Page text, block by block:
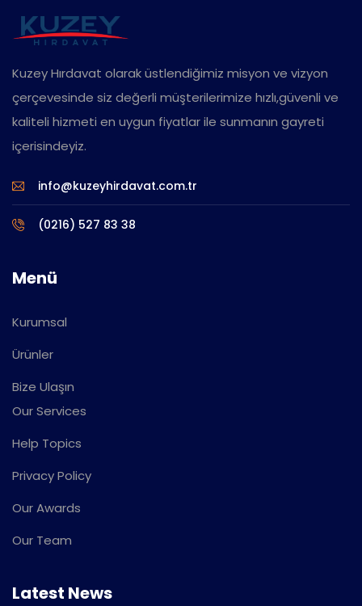
Kuzey Hırdavat olarak üstlendiğimiz misyon ve vizyon
çerçevesinde siz değerli müşterilerimize hızlı,güvenli ve
kaliteli hizmeti en uygun fiyatlar ile sunmanın gayreti
içerisindeyiz.
info@kuzeyhirdavat.com.tr
(0216) 527 83 38
Menü
Kurumsal
Ürünler
Bize Ulaşın
Our Services
Help Topics
Privacy Policy
Our Awards
Our Team
Latest News